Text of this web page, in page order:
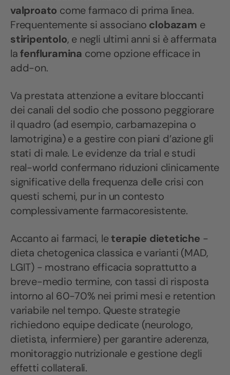
valproato come farmaco di prima linea.
Frequentemente si associano clobazam e
stiripentolo, e negli ultimi anni si è affermata
lafenfluramina come opzione efficace in
add-on.
Va prestata attenzione a evitare bloccanti
dei canali del sodio che possono peggiorare
il quadro (ad esempio, carbamazepina o
lamotrigina) e a gestire con piani d’azione gli
stati di male. Le evidenze da trial e studi
real-world confermano riduzioni clinicamente
significative della frequenza delle crisi con
questi schemi, pur in un contesto
complessivamente farmacoresistente.
Accanto ai farmaci, leterapie dietetiche -
dieta chetogenica classica e varianti (MAD,
LGIT) - mostrano efficacia soprattutto a
breve-medio termine, con tassi di risposta
intorno al 60-70% nei primi mesi e retention
variabile nel tempo. Queste strategie
richiedono equipe dedicate (neurologo,
dietista, infermiere) per garantire aderenza,
monitoraggio nutrizionale e gestione degli
effetti collaterali.